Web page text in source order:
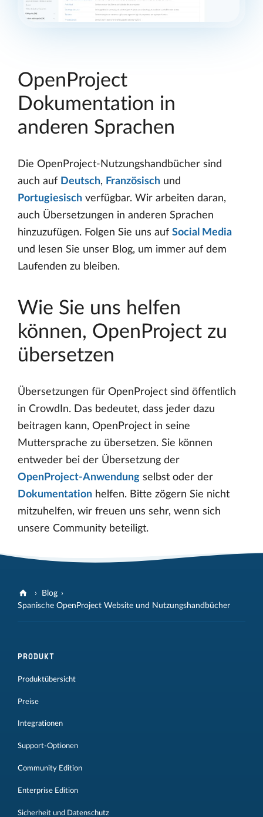
OpenProject
Dokumentation in
anderen Sprachen
Die OpenProject-Nutzungshandbücher sind
auch auf Deutsch, Französisch und
Portugiesisch verfügbar. Wir arbeiten daran,
auch Übersetzungen in anderen Sprachen
hinzuzufügen. Folgen Sie uns auf Social Media
und lesen Sie unser Blog, um immer auf dem
Laufenden zu bleiben.
Wie Sie uns helfen
können, OpenProject zu
übersetzen
Übersetzungen für OpenProject sind öffentlich
in CrowdIn. Das bedeutet, dass jeder dazu
beitragen kann, OpenProject in seine
Muttersprache zu übersetzen. Sie können
entweder bei der Übersetzung der
OpenProject-Anwendung selbst oder der
Dokumentation helfen. Bitte zögern Sie nicht
mitzuhelfen, wir freuen uns sehr, wenn sich
unsere Community beteiligt.
Blog
Spanische OpenProject Website und Nutzungshandbücher
PRODUKT
Produktübersicht
Preise
Integrationen
Support-Optionen
Community Edition
Enterprise Edition
Sicherheit und Datenschutz